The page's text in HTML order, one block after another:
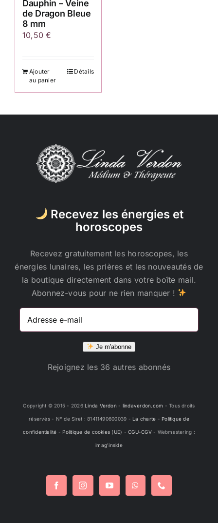
Dauphin – Veine
de Dragon Bleue
8 mm
10,50€
Ajouter
au panier
Détails
Recevez les énergies et
horoscopes
Recevez gratuitement les horoscopes, les
énergies lunaires, les prières et les nouveautés de
la boutique directement dans votre boîte mail.
Abonnez-vous pour ne rien manquer !
Adresse
Je m'abonne
Rejoignez les 36 autres abonnés
Copyright © 2015 - 2026 Linda Verdon- lindaverdon.com - Tous droits
réservés - N° de Siret : 81411490600039 - La charte - Politique de
confidentialité - Politique de cookies (UE) -CGU-CGV- Webmastering :
imag'inside